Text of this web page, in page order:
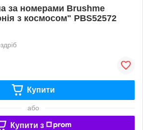
за номерами Brushme
з космосом" PBS52572
Купити
або
Купити з